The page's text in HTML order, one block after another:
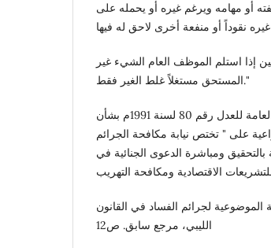
مهامه ويرغم غيره أو يحمله على
إذا استلم الموظف العام الشيء غير
المستحق مستغلاً غلط الغير فقط."
نصت المادة الثانية من قرار اللجنة الشعبية العامة للعدل رقم 80 لسنة 1991م بشأن
على " تختص نيابة مكافحة الجرائم
بالتحقيق ومباشرة الدعوى الجنائية في
لجرائم الفساد في القانون
الليبي، مرجع سابق. ص12